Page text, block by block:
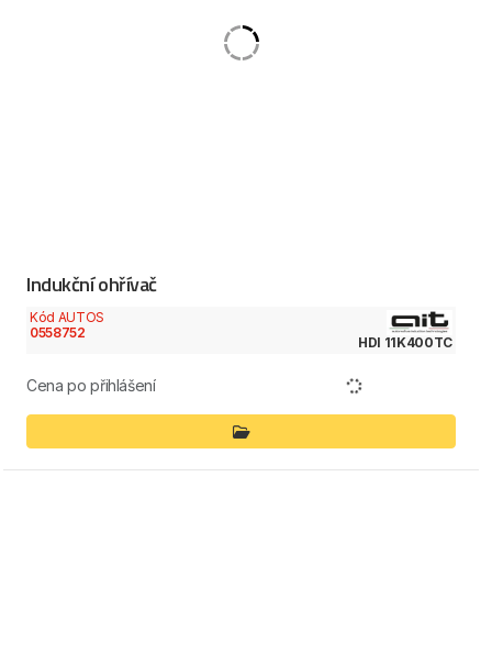
Indukční ohřívač
Kód AUTOS
0558752
HDI 11K400TC
Cena po přihlášení